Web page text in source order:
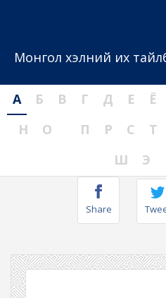
Монгол хэлний их
А Б В Г Д Е Ё
Н
О П Р С Т
Ш
Э
Share